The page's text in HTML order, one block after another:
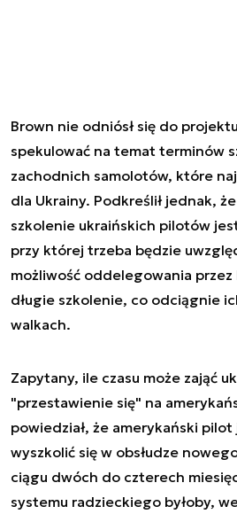
Brown nie odniósł się do
spekulować na temat terminów
zachodnich samolotów, które
dla Ukrainy. Podkreślił jednak,
szkolenie ukraińskich pilotów
przy której trzeba będzie
możliwość oddelegowania
długie szkolenie, co odciągnie
walkach.
Zapytany, ile czasu może zająć
"przestawienie się" na
powiedział, że amerykański
wyszkolić się w obsłudze
ciągu dwóch do czterech
systemu radzieckiego byłoby,